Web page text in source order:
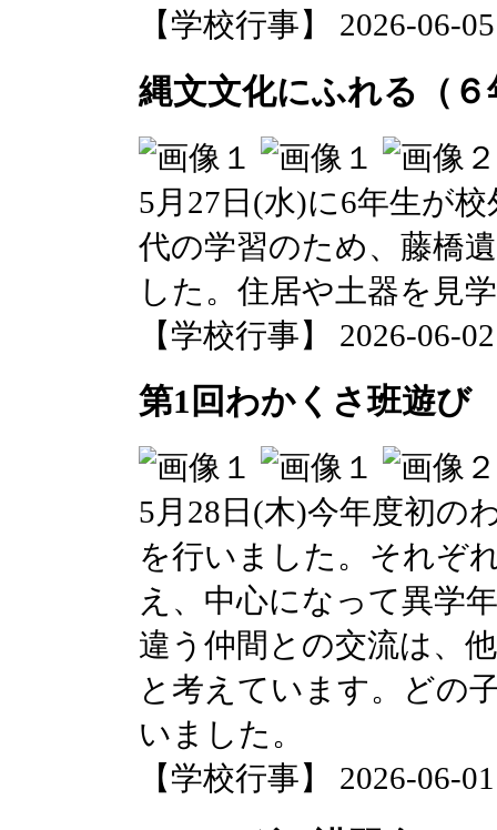
【学校行事】 2026-06-
縄文文化にふれる（６
5月27日(水)に6年生が
代の学習のため、藤橋
した。住居や土器を見
【学校行事】 2026-06-
第1回わかくさ班遊び
5月28日(木)今年度初の
を行いました。それぞ
え、中心になって異学
違う仲間との交流は、
と考えています。どの
いました。
【学校行事】 2026-06-